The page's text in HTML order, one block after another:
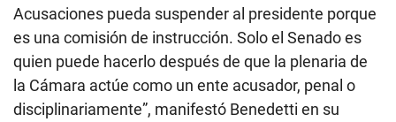
Acusaciones pueda suspender al presidente porque
es una comisión de instrucción. Solo el Senado es
quien puede hacerlo después de que la plenaria de
la Cámara actúe como un ente acusador, penal o
disciplinariamente”, manifestó Benedetti en su